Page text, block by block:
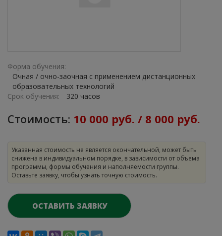
Форма обучения:
Очная / очно-заочная с применением дистанционных
образовательных технологий
Срок обучения:
320 часов
Стоимость: 10 000 руб. / 8 000 руб.
Указанная стоимость не является окончательной, может быть
снижена в индивидуальном порядке, в зависимости от объема
программы, формы обучения и наполняемости группы.
Оставьте заявку, чтобы узнать точную стоимость.
ОСТАВИТЬ ЗАЯВКУ